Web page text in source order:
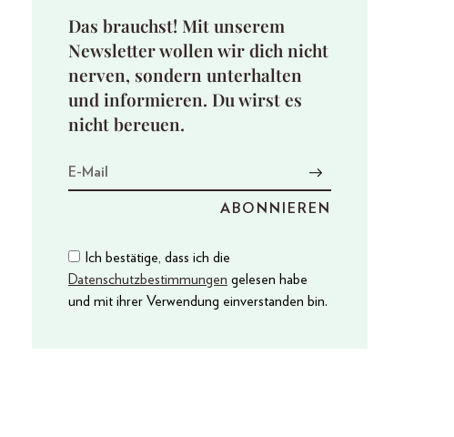
Das brauchst! Mit unserem
Newsletter wollen wir dich nicht
nerven, sondern unterhalten
und informieren. Du wirst es
nicht bereuen.
Ich bestätige, dass ich die
Datenschutzbestimmungen gelesen habe
und mit ihrer Verwendung einverstanden bin.